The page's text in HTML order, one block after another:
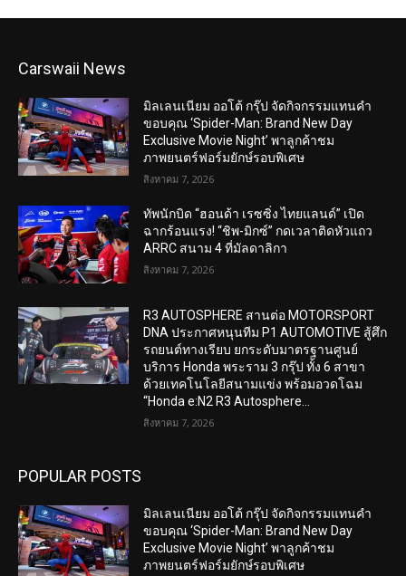
Carswaii News
มิลเลนเนียม ออโต้ กรุ๊ป จัดกิจกรรมแทนคำ
ขอบคุณ ‘Spider-Man: Brand New Day
Exclusive Movie Night’ พาลูกค้าชม
ภาพยนตร์ฟอร์มยักษ์รอบพิเศษ
สิงหาคม 7, 2026
ทัพนักบิด “ฮอนด้า เรซซิ่ง ไทยแลนด์” เปิด
ฉากร้อนแรง! “ชิพ-มิกซ์” กดเวลาติดหัวแถว
ARRC สนาม 4 ที่มัลดาลิกา
สิงหาคม 7, 2026
R3 AUTOSPHERE สานต่อ MOTORSPORT
DNA ประกาศหนุนทีม P1 AUTOMOTIVE สู้ศึก
รถยนต์ทางเรียบ ยกระดับมาตรฐานศูนย์
บริการ Honda พระราม 3 กรุ๊ป ทั้ง 6 สาขา
ด้วยเทคโนโลยีสนามแข่ง พร้อมอวดโฉม
“Honda e:N2 R3 Autosphere...
สิงหาคม 7, 2026
POPULAR POSTS
มิลเลนเนียม ออโต้ กรุ๊ป จัดกิจกรรมแทนคำ
ขอบคุณ ‘Spider-Man: Brand New Day
Exclusive Movie Night’ พาลูกค้าชม
ภาพยนตร์ฟอร์มยักษ์รอบพิเศษ